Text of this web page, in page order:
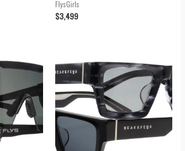
FlysGirls
$3,499